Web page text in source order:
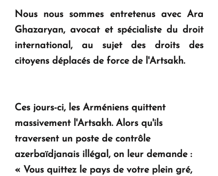
" Tant qu'il n'existe pas d'alternative concrète, la
question d'un référendum ne se pose pas. "
KASA : 30 ans d'audace, de résilience et d'avenir
en Arménie
ouvrira ses portes à Dilijan
Nous nous sommes entretenus avec Ara
Ghazaryan, avocat et spécialiste du droit
international, au sujet des droits des
citoyens déplacés de force de l'Artsakh.
Ces jours-ci, les Arméniens quittent
massivement l'Artsakh. Alors qu'ils
traversent un poste de contrôle
azerbaïdjanais illégal, on leur demande :
« Vous quittez le pays de votre plein gré,